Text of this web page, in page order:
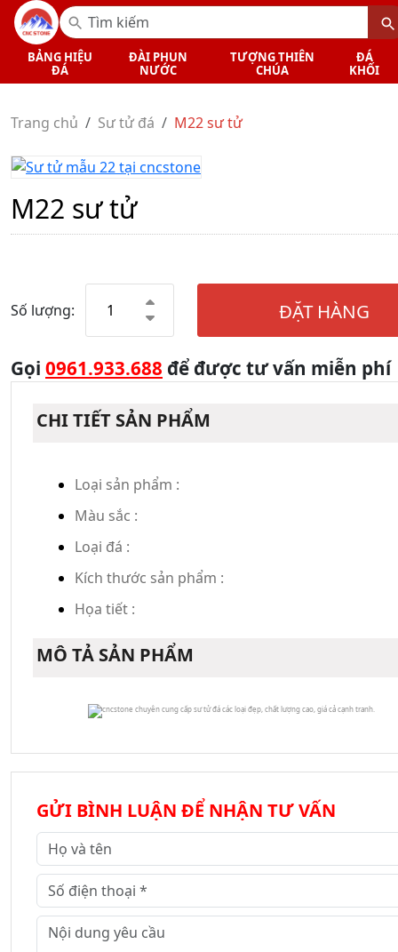
BẢNG HIỆU
ĐÁ
ĐÀI PHUN
NƯỚC
TƯỢNG THIÊN
CHÚA
ĐÁ
KHỐI
Trang chủ Sư tử đá M22 sư tử
M22 sư tử
Số lượng: ĐẶT HÀNG
Gọi 0961.933.688 để được tư vấn miễn phí
CHI TIẾT SẢN PHẨM
Loại sản phẩm :
Màu sắc :
Loại đá :
Kích thước sản phẩm :
Họa tiết :
MÔ TẢ SẢN PHẨM
GỬI BÌNH LUẬN ĐỂ NHẬN TƯ VẤN